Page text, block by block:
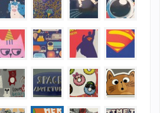
717809
717810
717808
717812
717814
717815
717816
717817